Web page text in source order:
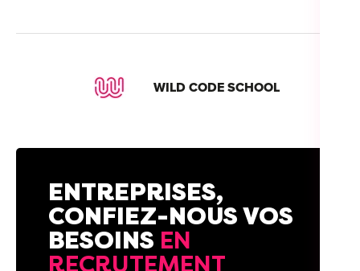
WILD CODE SCHOOL
ENTREPRISES,
CONFIEZ-NOUS VOS
BESOINS EN
RECRUTEMENT